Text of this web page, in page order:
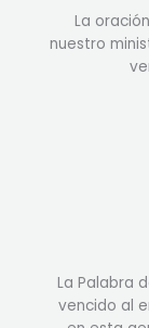
La
nuestro
La Palabra
vencido al